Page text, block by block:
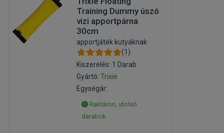
Training Dummy úszó
vizi apportpárna
30cm
apportjáték kutyáknak
(1)
Kiszerelés: 1 Darab
Gyártó:Trixie
Egységár:
Raktáron, utolsó
darabok